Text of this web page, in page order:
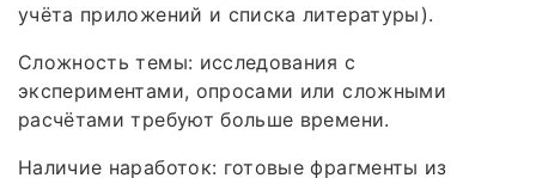
учёта приложений и списка литературы).
Сложность темы: исследования с
экспериментами, опросами или сложными
расчётами требуют больше времени.
Наличие наработок: готовые фрагменты из